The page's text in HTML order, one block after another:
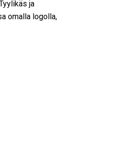
ja
omalla logolla,